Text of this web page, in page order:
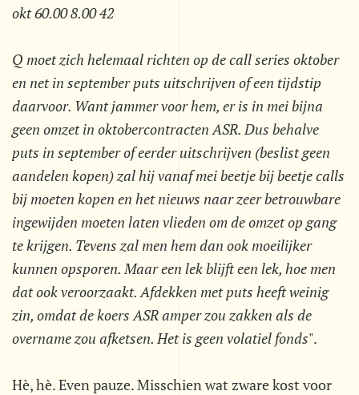
okt 60.00 8.00 42
Q moet zich helemaal richten op de call series oktober
en net in september puts uitschrijven of een tijdstip
daarvoor. Want jammer voor hem, er is in mei bijna
geen omzet in oktobercontracten ASR. Dus behalve
puts in september of eerder uitschrijven (beslist geen
aandelen kopen) zal hij vanaf mei beetje bij beetje calls
bij moeten kopen en het nieuws naar zeer betrouwbare
ingewijden moeten laten vlieden om de omzet op gang
te krijgen. Tevens zal men hem dan ook moeilijker
kunnen opsporen. Maar een lek blijft een lek, hoe men
dat ook veroorzaakt. Afdekken met puts heeft weinig
zin, omdat de koers ASR amper zou zakken als de
overname zou afketsen. Het is geen volatiel fonds".
Hè, hè. Even pauze. Misschien wat zware kost voor